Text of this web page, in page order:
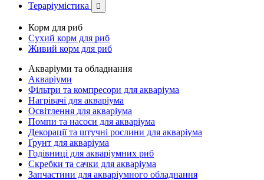
Тераріумістика 
Корм для риб
Сухий корм для риб
Живий корм для риб
Акваріуми та обладнання
Акваріуми
Фільтри та компресори для акваріума
Нагрівачі для акваріума
Освітлення для акваріума
Помпи та насоси для акваріума
Декорації та штучні рослини для акваріума
Ґрунт для акваріума
Годівниці для акваріумних риб
Скребки та сачки для акваріума
Запчастини для акваріумного обладнання